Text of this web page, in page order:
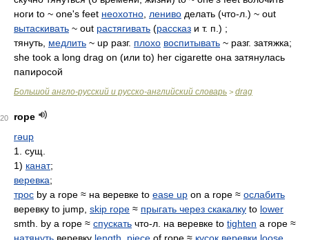
ноги to ~ one's feet неохотно лениво делать (что-л.) ~ out
вытаскивать ~ out растягивать (рассказ и т. п.) ;
тянуть, медлить ~ up разг. плохо воспитывать ~ разг. затяжка;
she took a long drag on (или to) her cigarette она затянулась
папиросой
Большой англо-русский и русско-английский словарь > drag
20
rope
rəup
1. сущ.
1) канат;
веревка;
трос by a rope ≈ на веревке to ease up on a rope ≈ ослабить
веревку to jump, skip rope ≈ прыгать через скакалку to lower
smth. by a rope ≈ спускать что-л. на веревке to tighten a rope ≈